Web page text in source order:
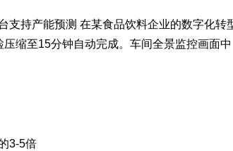
支持产能预测 在某食品饮料企业的数字化转
缩至15分钟自动完成。车间全景监控画面
3-5倍